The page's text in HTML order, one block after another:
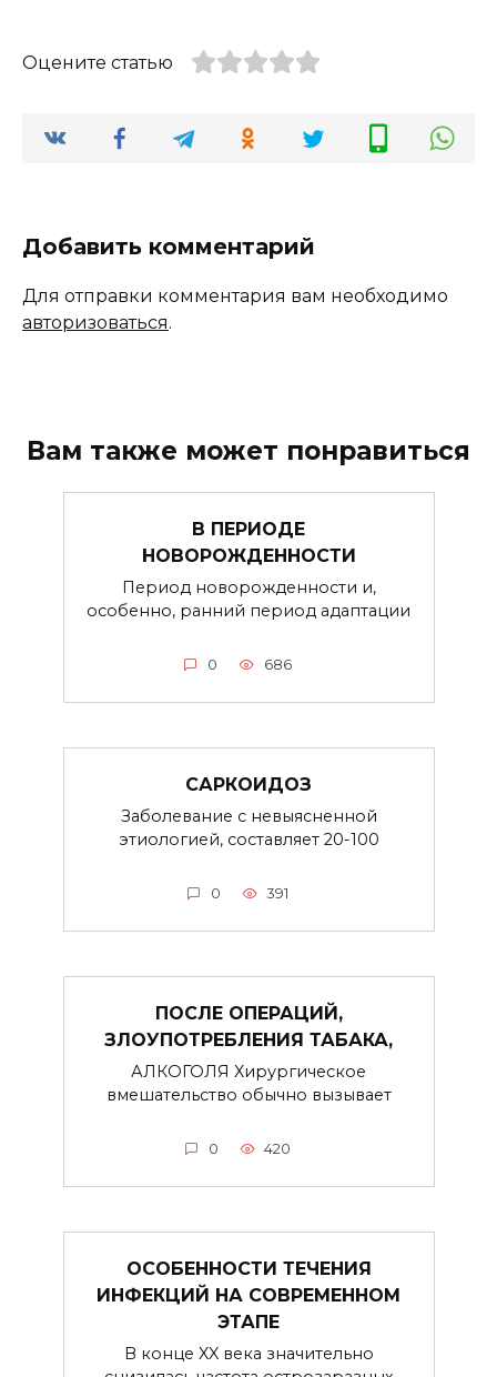
Оцените статью
Добавить комментарий
Для отправки комментария вам необходимо
авторизоваться.
Вам также может понравиться
В ПЕРИОДЕ
НОВОРОЖДЕННОСТИ
Период новорожденности и,
особенно, ранний период адаптации
0 686
САРКОИДОЗ
Заболевание с невыясненной
этиологией, составляет 20-100
0 391
ПОСЛЕ ОПЕРАЦИЙ,
ЗЛОУПОТРЕБЛЕНИЯ ТАБАКА,
АЛКОГОЛЯ Хирургическое
вмешательство обычно вызывает
0 420
ОСОБЕННОСТИ ТЕЧЕНИЯ
ИНФЕКЦИЙ НА СОВРЕМЕННОМ
ЭТАПЕ
В конце XX века значительно